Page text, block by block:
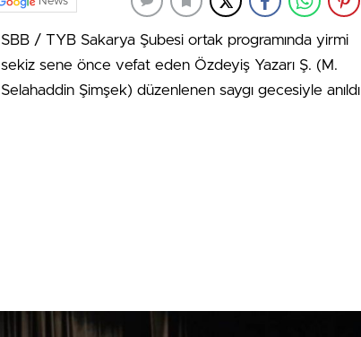
SBB / TYB Sakarya Şubesi ortak programında yirmi
sekiz sene önce vefat eden Özdeyiş Yazarı Ş. (M.
Selahaddin Şimşek) düzenlenen saygı gecesiyle anıldı